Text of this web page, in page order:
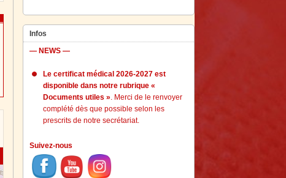
Infos
— NEWS —
Le certificat médical 2026-2027 est
disponible dans notre rubrique «
Documents utiles ». Merci de le renvoyer
complété dès que possible selon les
prescrits de notre secrétariat.
Suivez-nous